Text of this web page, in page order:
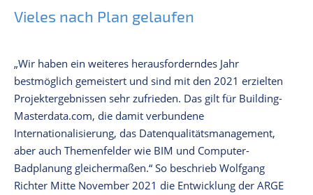
Vieles nach Plan gelaufen
„Wir haben ein weiteres herausforderndes Jahr
bestmöglich gemeistert und sind mit den 2021 erzielten
Projektergebnissen sehr zufrieden. Das gilt für Building-
Masterdata.com, die damit verbundene
Internationalisierung, das Datenqualitätsmanagement,
aber auch Themenfelder wie BIM und Computer-
Badplanung gleichermaßen.“ So beschrieb Wolfgang
Richter Mitte November 2021 die Entwicklung der ARGE